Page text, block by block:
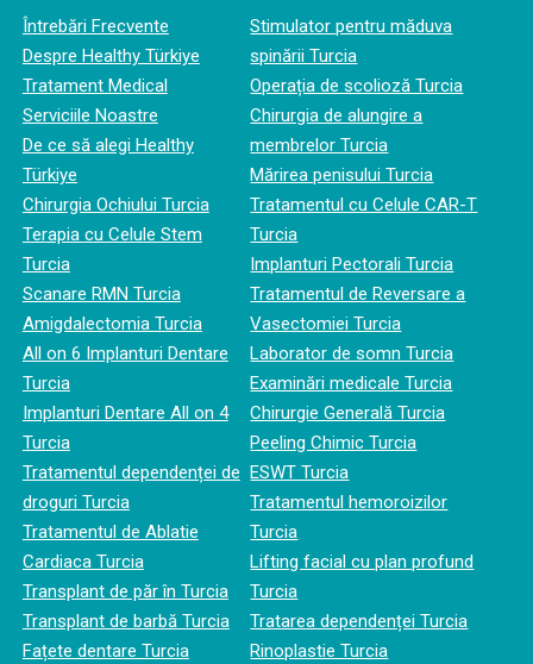
Întrebări Frecvente
Despre Healthy Türkiye
Tratament Medical
Serviciile Noastre
De ce să alegi Healthy
Türkiye
Chirurgia Ochiului Turcia
Terapia cu Celule Stem
Turcia
Scanare RMN Turcia
Amigdalectomia Turcia
All on 6 Implanturi Dentare
Turcia
Implanturi Dentare All on 4
Turcia
Tratamentul dependenței de
droguri Turcia
Tratamentul de Ablatie
Cardiaca Turcia
Transplant de păr în Turcia
Transplant de barbă Turcia
Fațete dentare Turcia
Stimulator pentru măduva
spinării Turcia
Operația de scolioză Turcia
Chirurgia de alungire a
membrelor Turcia
Mărirea penisului Turcia
Tratamentul cu Celule CAR-T
Turcia
Implanturi Pectorali Turcia
Tratamentul de Reversare a
Vasectomiei Turcia
Laborator de somn Turcia
Examinări medicale Turcia
Chirurgie Generală Turcia
Peeling Chimic Turcia
ESWT Turcia
Tratamentul hemoroizilor
Turcia
Lifting facial cu plan profund
Turcia
Tratarea dependenței Turcia
Rinoplastie Turcia